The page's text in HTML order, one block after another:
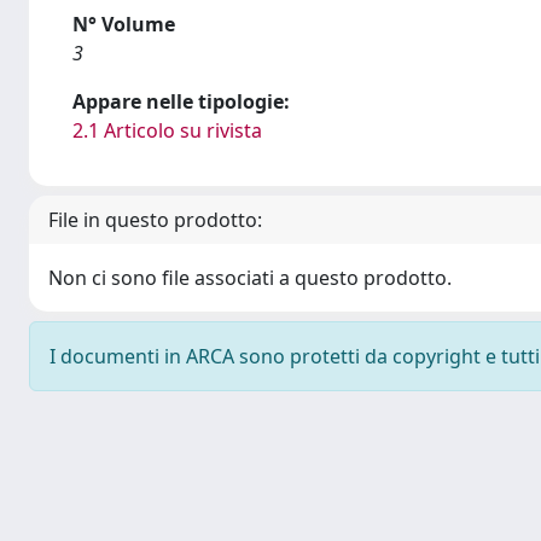
N° Volume
3
Appare nelle tipologie:
2.1 Articolo su rivista
File in questo prodotto:
Non ci sono file associati a questo prodotto.
I documenti in ARCA sono protetti da copyright e